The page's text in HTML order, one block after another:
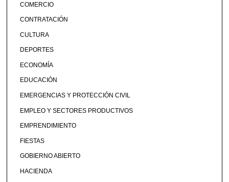
COMERCIO
CONTRATACIÓN
CULTURA
DEPORTES
ECONOMÍA
EDUCACIÓN
EMERGENCIAS Y PROTECCIÓN CIVIL
EMPLEO Y SECTORES PRODUCTIVOS
EMPRENDIMIENTO
FIESTAS
GOBIERNO ABIERTO
HACIENDA